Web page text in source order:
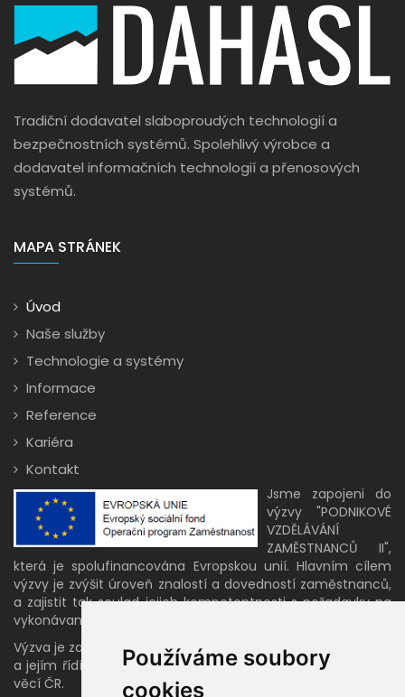
Používáme soubory
cookies
Tradiční dodavatel slaboproudých technologií a
bezpečnostních systémů. Spolehlivý výrobce a
dodavatel informačních technologií a přenosových
systémů.
MAPA STRÁNEK
Úvod
Naše služby
Technologie a systémy
Informace
Reference
Kariéra
Kontakt
Jsme zapojeni do
výzvy "PODNIKOVÉ
VZDĚLÁVÁNÍ
ZAMĚSTNANCŮ II",
která je spolufinancována Evropskou unií. Hlavním cílem
výzvy je zvýšit úroveň znalostí a dovedností zaměstnanců,
a zajistit tak soulad jejich kompetentnosti s požadavky na
vykonávané pracovní činnosti.
Výzva je zahrnuta v programu OP Zaměstnanost 2014-2020
a jejím řídícím orgánem je Ministerstvo práce a sociálních
věcí ČR.